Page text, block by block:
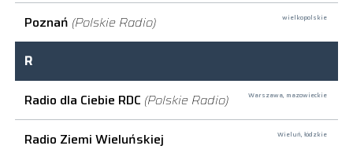
Poznań (Polskie Radio) wielkopolskie
R
Radio dla Ciebie RDC (Polskie Radio) Warszawa, mazowieckie
Radio Ziemi Wieluńskiej Wieluń, łódzkie